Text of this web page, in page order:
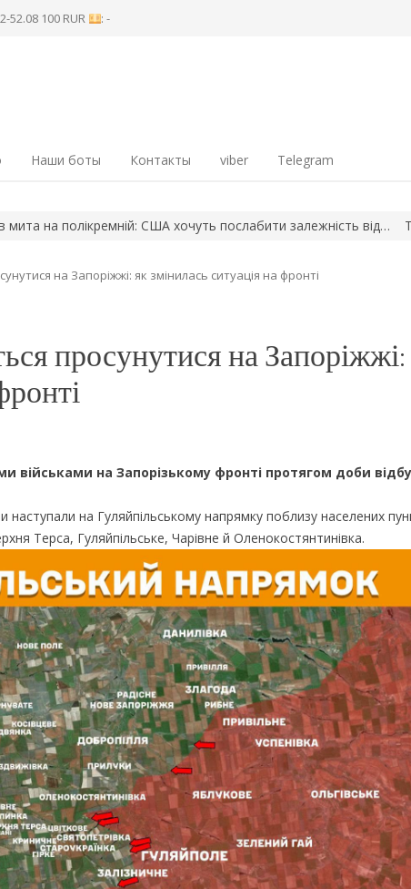
52.08 100 RUR : -
Наши боты Контакты viber Telegram
хочуть послабити залежність від… Трамп відповів на
на Запоріжжі: як змінилась ситуація на фронті
просунутися на
військами на Запорізькому фронті протягом доби
на Гуляйпільському напрямку поблизу населених
Терса, Гуляйпільське, Чарівне й Оленокостянтинівка.